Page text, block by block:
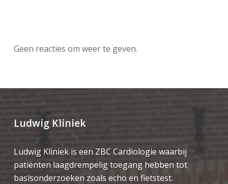
Geen reacties om weer te geven.
Ludwig Kliniek
Ludwig Kliniek is een ZBC Cardiologie waarbij
patiënten laagdrempelig toegang hebben tot
basisonderzoeken zoals echo en fietstest.